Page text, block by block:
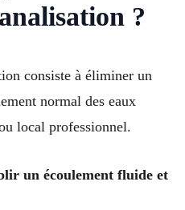
?
consiste à éliminer un
normal des eaux
local professionnel.
un écoulement fluide et